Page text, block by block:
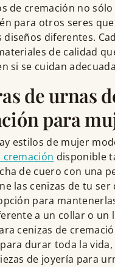
de cremación no
para otros seres
diseños diferentes.
de calidad
si se cuidan
de urnas
para
estilos de mujer
cremación disponible
de cuero con una
las cenizas de tu ser
para
a un collar o un
cenizas de
durar toda la
de joyería para